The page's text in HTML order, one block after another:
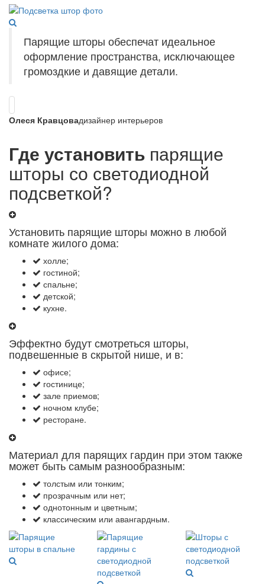
Парящие шторы обеспечат идеальное
оформление пространства, исключающее
громоздкие и давящие детали.
Олеся Кравцовадизайнер интерьеров
Где установить парящие
шторы со светодиодной
подсветкой?
Установить парящие шторы можно в любой
комнате жилого дома:
холле;
гостиной;
спальне;
детской;
кухне.
Эффектно будут смотреться шторы,
подвешенные в скрытой нише, и в:
офисе;
гостинице;
зале приемов;
ночном клубе;
ресторане.
Материал для парящих гардин при этом также
может быть самым разнообразным:
толстым или тонким;
прозрачным или нет;
однотонным и цветным;
классическим или авангардным.